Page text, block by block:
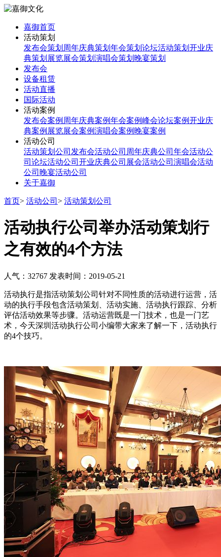
嘉御首页
活动策划
发布会策划 周年庆典策划 年会策划 论坛活动策划 开业庆
典策划 展览展会策划 演唱会策划 晚宴策划
发布会
设备租赁
活动直播
国际活动
活动案例
发布会案例 周年庆典案例年会案例峰会论坛案例开业庆
典案例 展览展会案例演唱会案例 晚宴案例
活动公司
活动策划公司 发布会活动公司 周年庆典公司 年会活动公
司 论坛活动公司 开业庆典公司 展会活动公司 演唱会活动
公司 晚宴活动公司
关于嘉御
首页> 活动公司 > 活动策划公司
活动执行公司举办活动策划行
之有效的4个方法
人气：32767 发表时间：2019-05-21
活动执行是指活动策划公司针对不同性质的活动进行运营，活
动的执行手段包含活动策划、活动实施、活动执行跟踪、分析
评估活动效果等步骤。活动运营既是一门技术，也是一门艺
术，今天深圳活动执行公司小编带大家来了解一下，活动执行
的4个技巧。